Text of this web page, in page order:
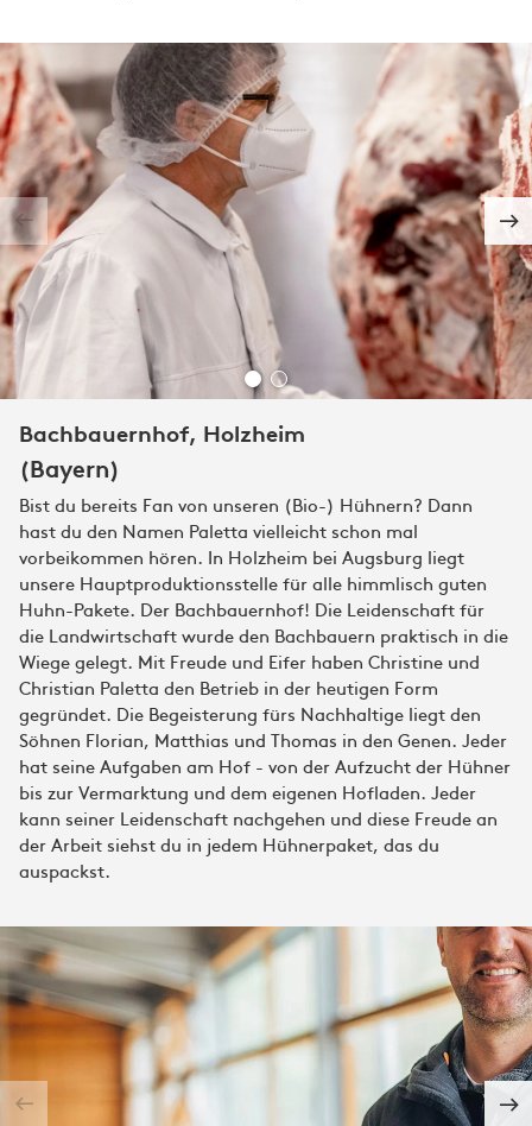
Bachbauernhof, Holzheim
(Bayern)
Bist du bereits Fan von unseren (Bio-) Hühnern? Dann
hast du den Namen Paletta vielleicht schon mal
vorbeikommen hören. In Holzheim bei Augsburg liegt
unsere Hauptproduktionsstelle für alle himmlisch guten
Huhn-Pakete. Der Bachbauernhof! Die Leidenschaft für
die Landwirtschaft wurde den Bachbauern praktisch in die
Wiege gelegt. Mit Freude und Eifer haben Christine und
Christian Paletta den Betrieb in der heutigen Form
gegründet. Die Begeisterung fürs Nachhaltige liegt den
Söhnen Florian, Matthias und Thomas in den Genen. Jeder
hat seine Aufgaben am Hof - von der Aufzucht der Hühner
bis zur Vermarktung und dem eigenen Hofladen. Jeder
kann seiner Leidenschaft nachgehen und diese Freude an
der Arbeit siehst du in jedem Hühnerpaket, das du
auspackst.